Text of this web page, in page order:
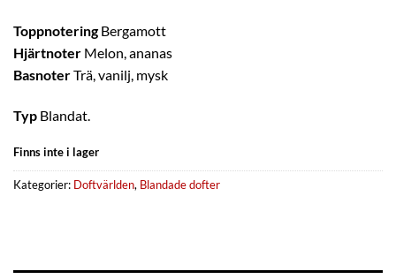
ToppnoteringBergamott
Hjärtnoter Melon, ananas
BasnoterTrä, vanilj, mysk
Typ Blandat.
Finns inte i lager
Kategorier: Doftvärlden, Blandade dofter